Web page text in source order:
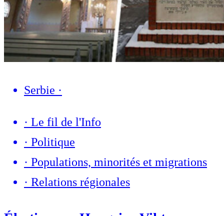
Serbie ·
· Le fil de l'Info
· Politique
· Populations, minorités et migrations
· Relations régionales